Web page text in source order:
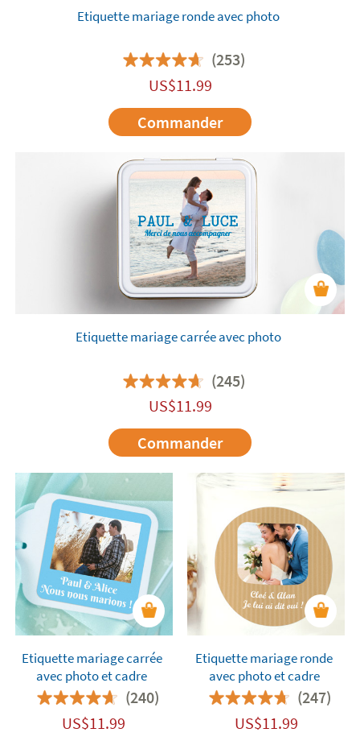
Etiquette mariage ronde avec photo
(253)
US$11.99
Commander
Etiquette mariage carrée avec photo
(245)
US$11.99
Commander
Etiquette mariage carrée
avec photo et cadre
(240)
US$11.99
Etiquette mariage ronde
avec photo et cadre
(247)
US$11.99